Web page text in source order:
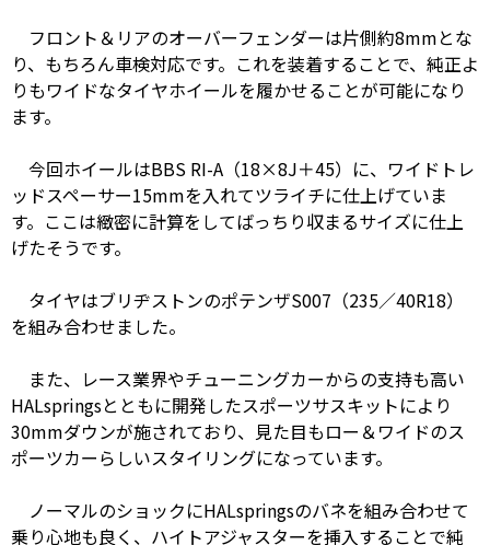
フロント＆リアのオーバーフェンダーは片側約8mmとな
り、もちろん車検対応です。これを装着することで、純正よ
りもワイドなタイヤホイールを履かせることが可能になり
ます。
今回ホイールはBBS RI-A（18×8J＋45）に、ワイドトレ
ッドスペーサー15mmを入れてツライチに仕上げていま
す。ここは緻密に計算をしてばっちり収まるサイズに仕上
げたそうです。
タイヤはブリヂストンのポテンザS007（235／40R18）
を組み合わせました。
また、レース業界やチューニングカーからの支持も高い
HALspringsとともに開発したスポーツサスキットにより
30mmダウンが施されており、見た目もロー＆ワイドのス
ポーツカーらしいスタイリングになっています。
ノーマルのショックにHALspringsのバネを組み合わせて
乗り心地も良く、ハイトアジャスターを挿入することで純